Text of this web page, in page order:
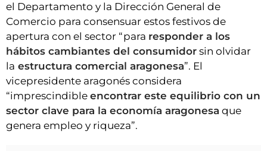
el Departamento y la Dirección General de
Comercio para consensuar estos festivos de
apertura con el sector “para responder a los
hábitos cambiantes del consumidor sin olvidar
la estructura comercial aragonesa”. El
vicepresidente aragonés considera
“imprescindible encontrar este equilibrio con un
sector clave para la economía aragonesa que
genera empleo y riqueza”.